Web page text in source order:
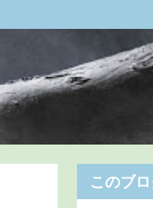
このブ